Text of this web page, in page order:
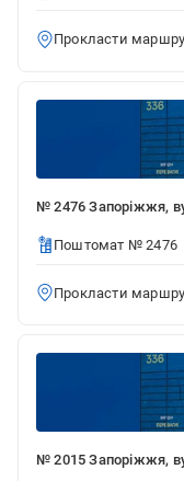
Прокласти
№ 2476 Запоріжжя,
Поштомат № 2476
Прокласти
№ 2015 Запоріжжя,